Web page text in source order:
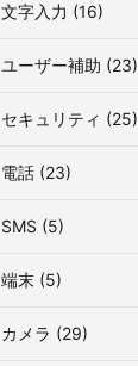
文字入力 (16)
ユーザー補助 (23)
セキュリティ (25)
電話 (23)
SMS (5)
端末 (5)
カメラ (29)